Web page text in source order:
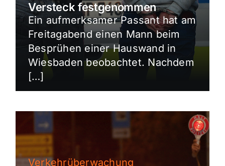
Versteck festgenommen
Ein aufmerksamer Passant hat am
Freitagabend einen Mann beim
Besprühen einer Hauswand in
Wiesbaden beobachtet. Nachdem
[…]
Verkehrüberwachung